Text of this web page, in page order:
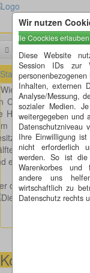
Wir nutzen
Diese Website
Session IDs zur
Inhalten, externen
Analyse/Messung,
sozialer Medien.
weitergegeben und
Datenschutzniveau
Ihre Einwilligung
nicht erforderlich
werden. So ist
Warenkorbes und
andere uns
wirtschaftlich zu
Datenschutz rechts
Startseite » Rätsel »
Wieviel Personen?
Cafe ist voll
Hälfte und eine
Rest ebenfalls die
um 16.30
und eine halbe
eine Kellnerin
die Lösung möchte,